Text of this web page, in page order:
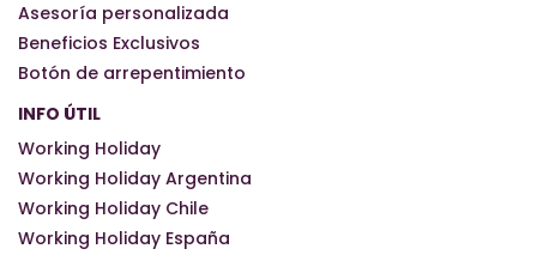
Asesoría personalizada
Beneficios Exclusivos
Botón de arrepentimiento
INFO ÚTIL
Working Holiday
Working Holiday Argentina
Working Holiday Chile
Working Holiday España